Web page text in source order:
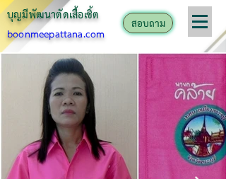
บุญมีพัฒนาตัดเสื้อเชิ้ต
boonmeepattana.com
สอบถาม